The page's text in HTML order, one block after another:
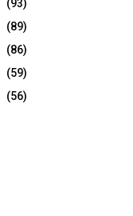
(93)
(89)
(86)
(59)
(56)